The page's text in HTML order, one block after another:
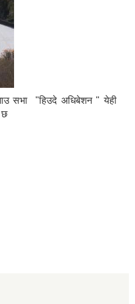
गाउ सभा "हिउदे अधिबेशन " येही
छ